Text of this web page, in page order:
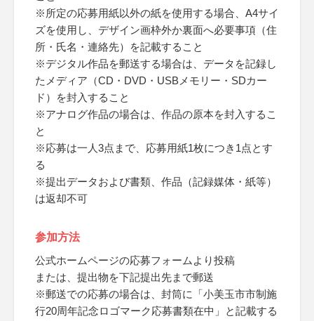
※所定の応募用紙以外の紙を使用する場合、A4サイ
ズを使用し、デザイン画枠外か裏面へ必要事項（住
所・氏名・連絡先）を記載すること
※デジタル作品を郵送する場合は、データを記録し
たメディア（CD・DVD・USBメモリー・SDカー
ド）を封入すること
※アナログ作品の場合は、作品の原本を封入するこ
と
※応募は一人3点まで、応募用紙1枚につき1点とす
る
※提出データおよび書類、作品（記録媒体・紙等）
は返却不可
参加方法
公式ホームページの応募フォームより投稿
または、提出物を下記提出先まで郵送
※郵送での応募の場合は、封筒に「小美玉市市制施
行20周年記念ロゴマーク応募書類在中」と記載する